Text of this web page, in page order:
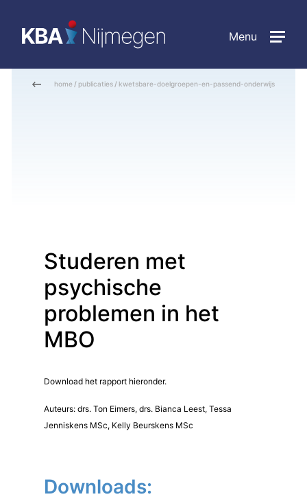
Menu
home / publicaties / kwetsbare-doelgroepen-en-passend-onderwijs
Studeren met
psychische
problemen in het
MBO
Download het rapport hieronder.
Auteurs: drs. Ton Eimers, drs. Bianca Leest, Tessa
Jenniskens MSc, Kelly Beurskens MSc
Downloads: